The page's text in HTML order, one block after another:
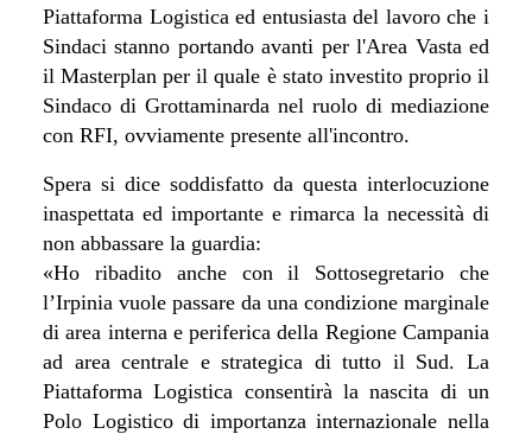
Piattaforma Logistica ed entusiasta del lavoro che i
Sindaci stanno portando avanti per l'Area Vasta ed
il Masterplan per il quale è stato investito proprio il
Sindaco di Grottaminarda nel ruolo di mediazione
con RFI, ovviamente presente all'incontro.
Spera si dice soddisfatto da questa interlocuzione
inaspettata ed importante e rimarca la necessità di
non abbassare la guardia:
«Ho ribadito anche con il Sottosegretario che
l’Irpinia vuole passare da una condizione marginale
di area interna e periferica della Regione Campania
ad area centrale e strategica di tutto il Sud. La
Piattaforma Logistica consentirà la nascita di un
Polo Logistico di importanza internazionale nella